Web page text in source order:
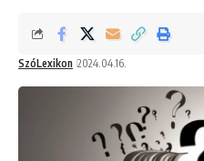
SzóLexikon 2024.04.16.